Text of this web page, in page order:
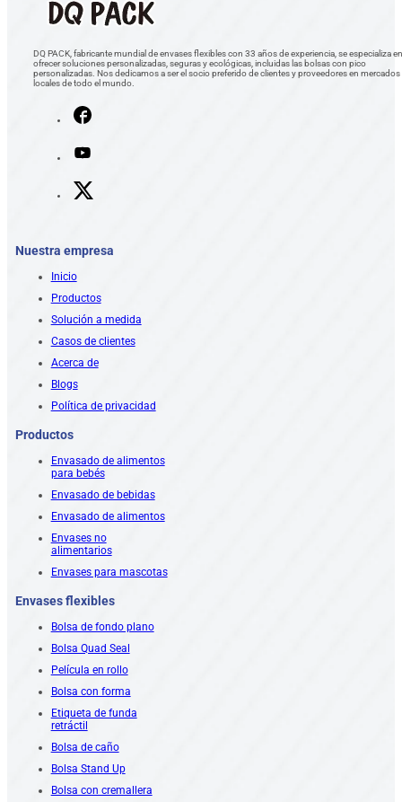
DQ PACK, fabricante mundial de envases flexibles con 33 años de experiencia, se especializa en
ofrecer soluciones personalizadas, seguras y ecológicas, incluidas las bolsas con pico
personalizadas. Nos dedicamos a ser el socio preferido de clientes y proveedores en mercados
locales de todo el mundo.
Nuestra empresa
Inicio
Productos
Solución a medida
Casos de clientes
Acerca de
Blogs
Política de privacidad
Productos
Envasado de alimentos
para bebés
Envasado de bebidas
Envasado de alimentos
Envases no
alimentarios
Envases para mascotas
Envases flexibles
Bolsa de fondo plano
Bolsa Quad Seal
Película en rollo
Bolsa con forma
Etiqueta de funda
retráctil
Bolsa de caño
Bolsa Stand Up
Bolsa con cremallera